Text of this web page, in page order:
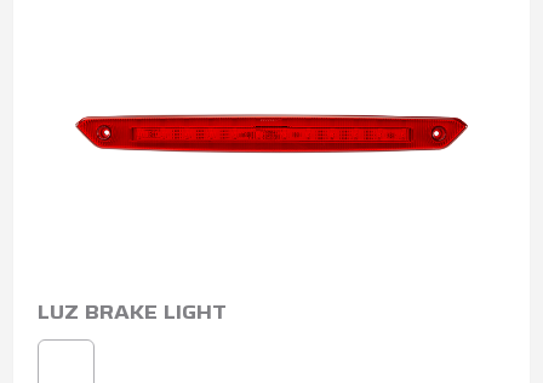
LUZ BRAKE LIGHT